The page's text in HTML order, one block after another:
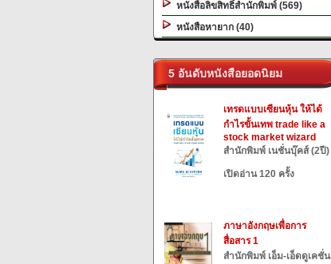
หนังสือลิขสิทธิ์สำนักพิมพ์ (569)
หนังสือหายาก (40)
5 อันดับหนังสือยอดนิยม
เทรดแบบเซียนหุ้น ให้ได้
กำไรขั้นเทพ trade like a
stock market wizard
สำนักพิมพ์ เนชั่นบุ๊คส์ (2ปี)
เปิดอ่าน 120 ครั้ง
ภาษาอังกฤษเพื่อการ
สื่อสาร 1
สำนักพิมพ์ เอ็ม-เอ็ดดูเคชั่น